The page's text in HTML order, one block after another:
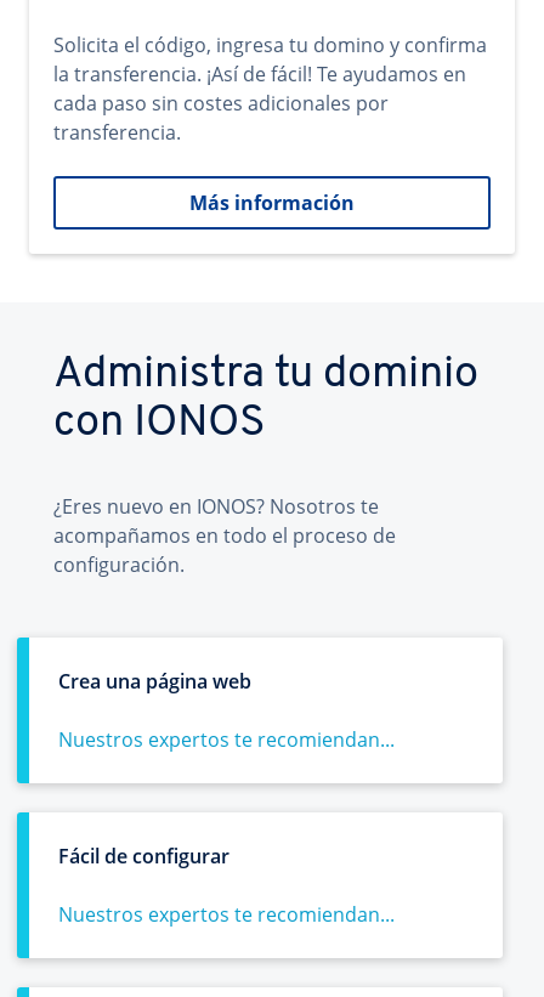
Solicita el código, ingresa tu domino y confirma
la transferencia. ¡Así de fácil! Te ayudamos en
cada paso sin costes adicionales por
transferencia.
Más información
Administra tu dominio
con IONOS
¿Eres nuevo en IONOS? Nosotros te
acompañamos en todo el proceso de
configuración.
Crea una página web
Nuestros expertos te recomiendan...
Fácil de configurar
Nuestros expertos te recomiendan...